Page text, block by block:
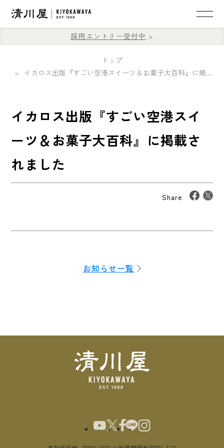
採用エントリー受付中
トップ
イカロス出版『すごい空港スイーツ＆お菓子大百科』に掲載されました
イカロス出版『すごい空港スイ
ーツ＆お菓子大百科』に掲載さ
れました
Share
お知らせ一覧